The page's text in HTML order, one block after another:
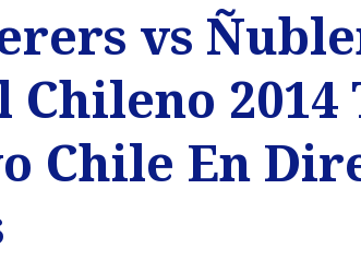
Internacional
Motores
vs
Chileno
Chile En